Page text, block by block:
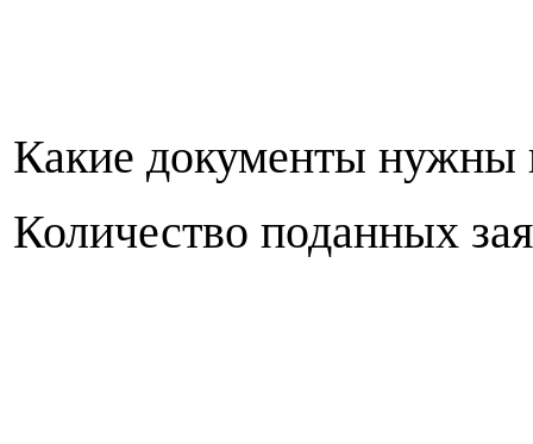
Какие документы нужны
Количество поданных